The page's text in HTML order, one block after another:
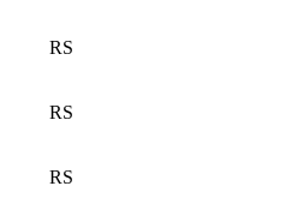
RS
RS
RS